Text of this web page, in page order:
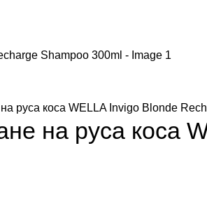
руса коса WELLA Invigo Blonde
на руса коса